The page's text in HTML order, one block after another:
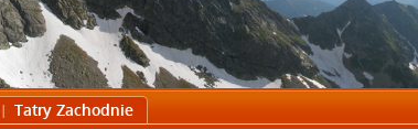
Tatry Zachodnie